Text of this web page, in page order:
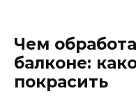
Чем
балконе:
покрасить